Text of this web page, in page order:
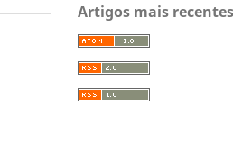
Artigos mais recentes